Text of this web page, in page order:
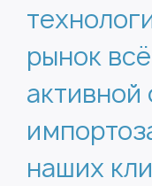
рынок
активной
наших